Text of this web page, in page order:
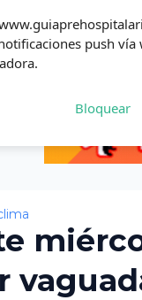
push vía
Bloquear
Inicio